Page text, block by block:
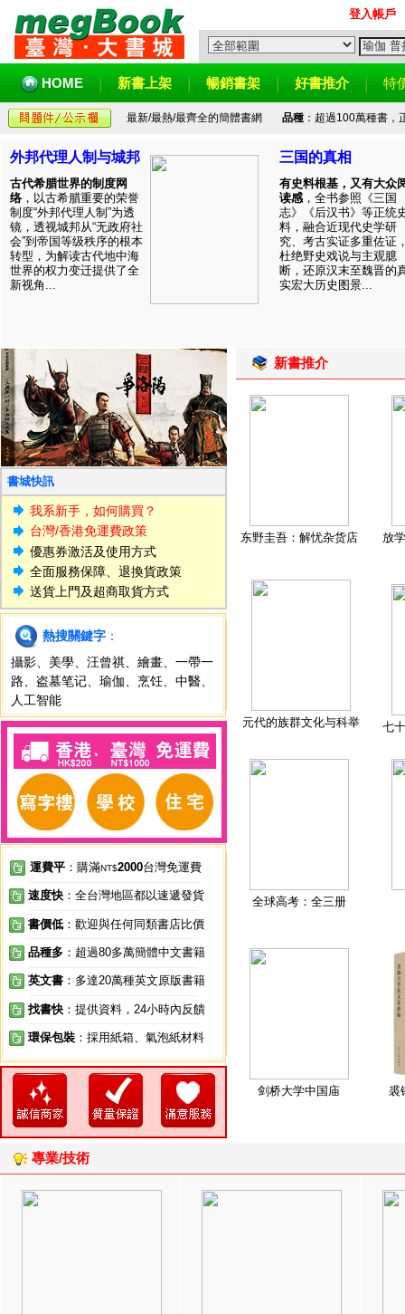
登入帳戶
HOME 新書上架 暢銷書架 好書推介 特
最新/最熱/最齊全的簡體書網 品種：超過100萬種書，
外邦代理人制与城邦
古代希腊世界的制度网
络 ，以古希腊重要的荣誉
制度“外邦代理人制”为透
镜，透视城邦从“无政府社
会”到帝国等级秩序的根本
转型，为解读古代地中海
世界的权力变迁提供了全
新视角...
三国的真相
有史料根基，又有大众
读感 ，全书参照《三国
志》《后汉书》等正统
料，融合近现代史学研
究、考古实证多重佐证
杜绝野史戏说与主观臆
断，还原汉末至魏晋的
实宏大历史图景...
書城快訊
我系新手，如何購買？
台灣/香港免運費政策
優惠券激活及使用方式
全面服務保障、退換貨政策
送貨上門及超商取貨方式
熱搜關鍵字 ：
攝影
美學 汪曾祺 繪畫
一帶一
路
盗墓笔记 瑜伽 烹饪 中醫
人工智能
運費平 ：購滿NT$2000台灣免運費
速度快 ：全台灣地區都以速遞發貨
書價低 ：歡迎與任何同類書店比價
品種多 ：超過80多萬簡體中文書籍
英文書 ：多達20萬種英文原版書籍
找書快 ：提供資料，24小時內反饋
環保包裝 ：採用紙箱、氣泡紙材料
新書推介
东野圭吾：解忧杂货店 放
元代的族群文化与科举 七
全球高考：全三册
剑桥大学中国庙 裘
專業/技術